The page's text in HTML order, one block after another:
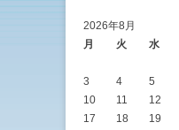
2026年8月
月
火 水
3
4 5
10
11 12
17
18 19